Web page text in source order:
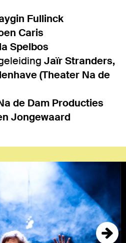
Fullinck
Caris
Spelbos
Jaïr Stranders,
(Theater Na de
de Dam Producties
Jongewaard